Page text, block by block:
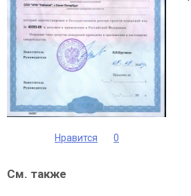
Нравится 0
См. также